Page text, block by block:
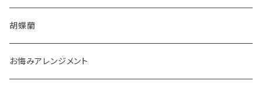
胡蝶蘭
お悔みアレンジメント